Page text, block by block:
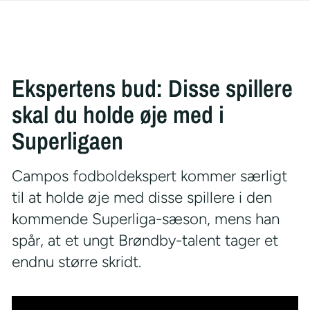
Ekspertens bud: Disse spillere
skal du holde øje med i
Superligaen
Campos fodboldekspert kommer særligt
til at holde øje med disse spillere i den
kommende Superliga-sæson, mens han
spår, at et ungt Brøndby-talent tager et
endnu større skridt.